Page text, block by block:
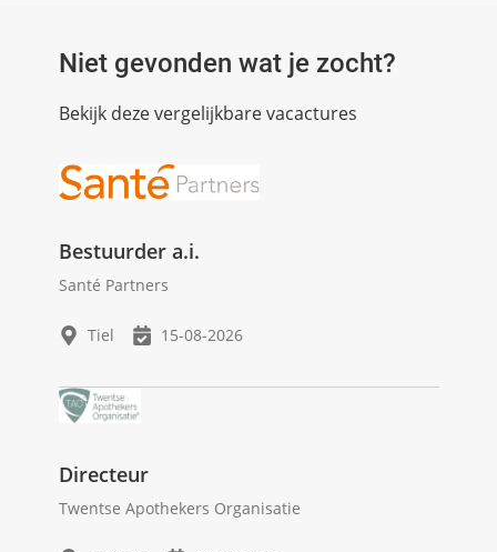
Niet gevonden wat je zocht?
Bekijk deze vergelijkbare vacactures
Bestuurder a.i.
Santé Partners
Tiel 15-08-2026
Directeur
Twentse Apothekers Organisatie